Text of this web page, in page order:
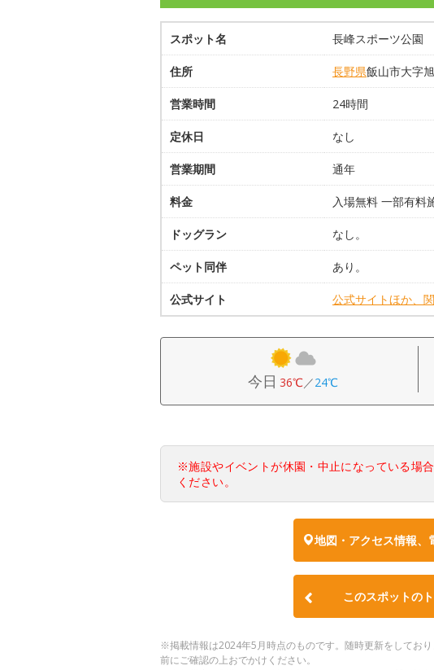
スポット名 長峰スポーツ公園
住所 長野県飯山市大字
営業時間 24時間
定休日 なし
営業期間 通年
料金 入場無料 一部有料
ドッグラン なし。
ペット同伴 あり。
公式サイト 公式サイトほか、
今日 36℃／24℃
※施設やイベントが休園・中止になっている場
ください。
地図・アクセス情報、
このスポットの
※掲載情報は2024年5月時点のものです。随時更新をしてお
前にご確認の上おでかけください。